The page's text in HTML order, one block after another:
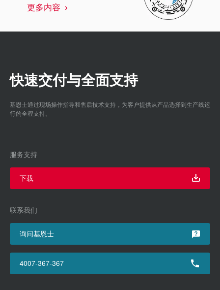
更多内容
快速交付与全面支持
基恩士通过现场操作指导和售后技术支持，为客户提供从产品选择到生产线运
行的全程支持。
服务支持
下载
联系我们
询问基恩士
4007-367-367